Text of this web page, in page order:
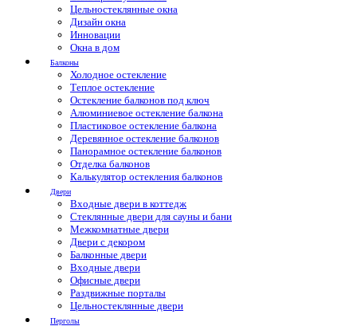
Цельностеклянные окна
Дизайн окна
Инновации
Окна в дом
Балконы
Холодное остекление
Теплое остекление
Остекление балконов под ключ
Алюминиевое остекление балкона
Пластиковое остекление балкона
Деревянное остекление балконов
Панорамное остекление балконов
Отделка балконов
Калькулятор остекления балконов
Двери
Входные двери в коттедж
Стеклянные двери для сауны и бани
Межкомнатные двери
Двери с декором
Балконные двери
Входные двери
Офисные двери
Раздвижные порталы
Цельностеклянные двери
Перголы